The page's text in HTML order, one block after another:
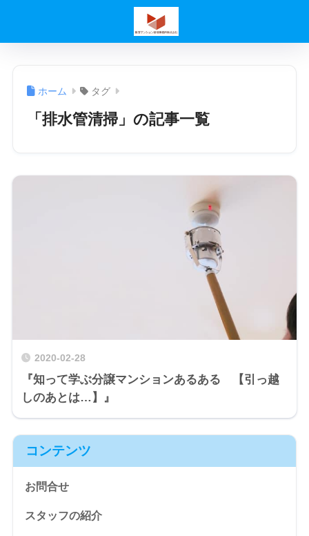
ホーム タグ
「排水管清掃」の記事一覧
2020-02-28
『知って学ぶ分譲マンションあるある 【引っ越
しのあとは…】』
コンテンツ
お問合せ
スタッフの紹介